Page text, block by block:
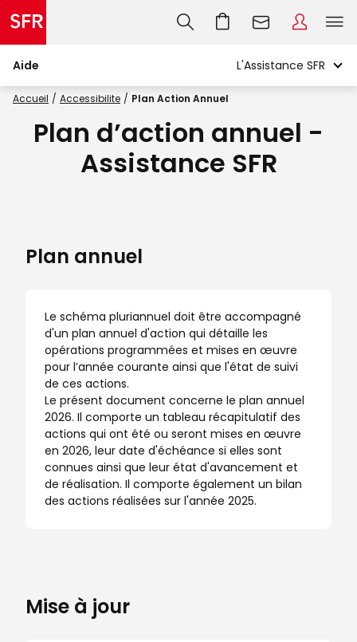
Aide
Accueil Accessibilite Plan Action Annuel
Plan d’action annuel -
Assistance SFR
Plan annuel
Le schéma pluriannuel doit être accompagné
d'un plan annuel d'action qui détaille les
opérations programmées et mises en œuvre
pour l’année courante ainsi que l'état de suivi
de ces actions.
Le présent document concerne le plan annuel
2026. Il comporte un tableau récapitulatif des
actions qui ont été ou seront mises en œuvre
en 2026, leur date d'échéance si elles sont
connues ainsi que leur état d'avancement et
de réalisation. Il comporte également un bilan
des actions réalisées sur l'année 2025.
Mise à jour